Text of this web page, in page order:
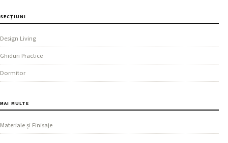
SECȚIUNI
Design Living
Ghiduri Practice
Dormitor
MAI MULTE
Materiale și Finisaje